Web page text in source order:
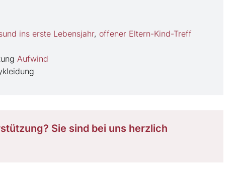
ins erste Lebensjahr, offener Eltern-Kind-Treff
Aufwind
Sie sind bei uns herzlich